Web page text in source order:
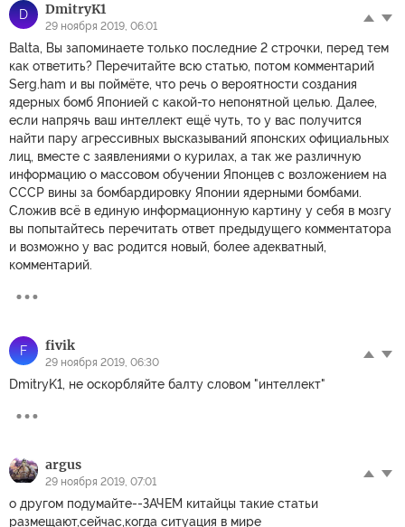
D DmitryK1
29 ноября 2019, 06:01
Balta, Вы запоминаете только последние 2 строчки, перед тем
как ответить? Перечитайте всю статью, потом комментарий
Serg.ham и вы поймёте, что речь о вероятности создания
ядерных бомб Японией с какой-то непонятной целью. Далее,
если напрячь ваш интеллект ещё чуть, то у вас получится
найти пару агрессивных высказываний японских официальных
лиц, вместе с заявлениями о курилах, а так же различную
информацию о массовом обучении Японцев с возложением на
СССР вины за бомбардировку Японии ядерными бомбами.
Сложив всё в единую информационную картину у себя в мозгу
вы попытайтесь перечитать ответ предыдущего комментатора
и возможно у вас родится новый, более адекватный,
комментарий.
F fivik
29 ноября 2019, 06:30
DmitryK1, не оскорбляйте балту словом "интеллект"
argus
29 ноября 2019, 07:01
о другом подумайте--ЗАЧЕМ китайцы такие статьи
размещают,сейчас,когда ситуация в мире